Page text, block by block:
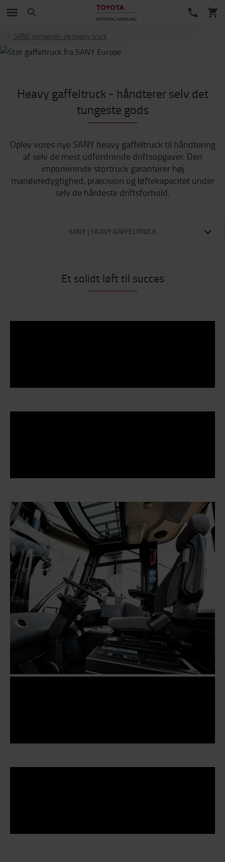
SANY container- og heavy truck
Heavy gaffeltruck - håndterer selv det
tungeste gods
Oplev vores nye SANY heavy gaffeltruck til håndtering
af selv de mest udfordrende driftsopgaver. Den
imponerende stortruck garanterer høj
manøvredygtighed, præcision og løftekapacitet under
selv de hårdeste driftsforhold.
SANY | HEAVY GAFFELTRUCK
Et solidt løft til succes